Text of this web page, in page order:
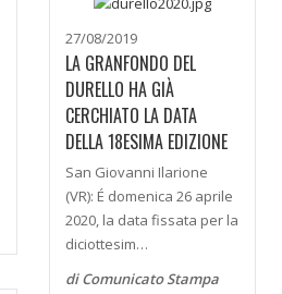
27/08/2019
LA GRANFONDO DEL
DURELLO HA GIÀ
CERCHIATO LA DATA
DELLA 18ESIMA EDIZIONE
San Giovanni Ilarione
(VR): É domenica 26 aprile
2020, la data fissata per la
diciottesim…
di Comunicato Stampa